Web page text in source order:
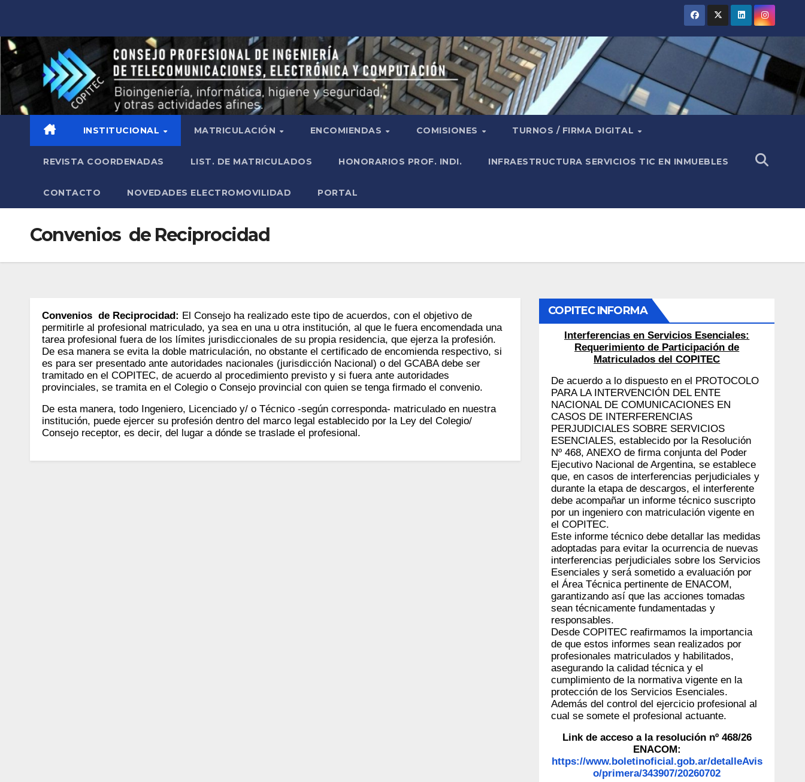
INSTITUCIONAL MATRICULACIÓN ENCOMIENDAS COMISIONES TURNOS / FIRMA DIGITAL
REVISTA COORDENADAS LIST. DE MATRICULADOS HONORARIOS PROF. INDI. INFRAESTRUCTURA SERVICIOS TIC EN INMUEBLES
CONTACTO NOVEDADES ELECTROMOVILIDAD PORTAL
Convenios de Reciprocidad
Convenios de Reciprocidad: El Consejo ha realizado este tipo de acuerdos, con el objetivo de
permitirle al profesional matriculado, ya sea en una u otra institución, al que le fuera encomendada una
tarea profesional fuera de los límites jurisdiccionales de su propia residencia, que ejerza la profesión.
De esa manera se evita la doble matriculación, no obstante el certificado de encomienda respectivo, si
es para ser presentado ante autoridades nacionales (jurisdicción Nacional) o del GCABA debe ser
tramitado en el COPITEC, de acuerdo al procedimiento previsto y si fuera ante autoridades
provinciales, se tramita en el Colegio o Consejo provincial con quien se tenga firmado el convenio.
De esta manera, todo Ingeniero, Licenciado y/ o Técnico -según corresponda- matriculado en nuestra
institución, puede ejercer su profesión dentro del marco legal establecido por la Ley del Colegio/
Consejo receptor, es decir, del lugar a dónde se traslade el profesional.
COPITEC INFORMA
Interferencias en Servicios Esenciales:
Requerimiento de Participación de
Matriculados del COPITEC
De acuerdo a lo dispuesto en el PROTOCOLO
PARA LA INTERVENCIÓN DEL ENTE
NACIONAL DE COMUNICACIONES EN
CASOS DE INTERFERENCIAS
PERJUDICIALES SOBRE SERVICIOS
ESENCIALES, establecido por la Resolución
Nº 468, ANEXO de firma conjunta del Poder
Ejecutivo Nacional de Argentina, se establece
que, en casos de interferencias perjudiciales y
durante la etapa de descargos, el interferente
debe acompañar un informe técnico suscripto
por un ingeniero con matriculación vigente en
el COPITEC.
Este informe técnico debe detallar las medidas
adoptadas para evitar la ocurrencia de nuevas
interferencias perjudiciales sobre los Servicios
Esenciales y será sometido a evaluación por
el Área Técnica pertinente de ENACOM,
garantizando así que las acciones tomadas
sean técnicamente fundamentadas y
responsables.
Desde COPITEC reafirmamos la importancia
de que estos informes sean realizados por
profesionales matriculados y habilitados,
asegurando la calidad técnica y el
cumplimiento de la normativa vigente en la
protección de los Servicios Esenciales.
Además del control del ejercicio profesional al
cual se somete el profesional actuante.
Link de acceso a la resolución nº 468/26
ENACOM:
https://www.boletinoficial.gob.ar/detalleAvis
o/primera/343907/20260702